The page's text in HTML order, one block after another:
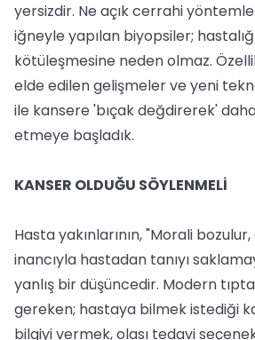
yersizdir. Ne açık cerrahi yöntemle
iğneyle yapılan biyopsiler;
kötüleşmesine neden olmaz.
elde edilen gelişmeler ve yeni
ile kansere 'bıçak değdirerek'
etmeye başladık.
KANSER OLDUĞU SÖYLENMELİ
Hasta yakınlarının, "Morali
inancıyla hastadan tanıyı
yanlış bir düşüncedir. Modern
gereken; hastaya bilmek istediği
bilgiyi vermek, olası tedavi